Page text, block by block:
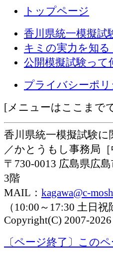
トップページ
香川県統一模擬試
キミの実力を知る
公開模擬試験って
プライバシーポリ
[メニューはここまで
香川県統一模擬試験
／かとうもし事務局
〒730-0013 広島県広
3階
MAIL： kagawa@c-
（10:00～17:30 土日祝
Copyright(C) 2007-
〔ページ終了〕この